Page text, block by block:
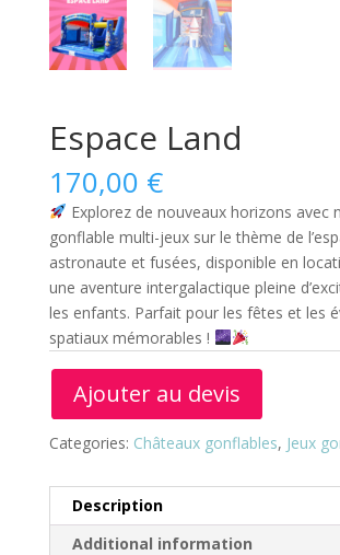
Espace Land
170,00 €
Explorez de nouveaux horizons avec
gonflable multi-jeux sur le thème de
astronaute et fusées, disponible en
une aventure intergalactique pleine
les enfants. Parfait pour les fêtes et les
spatiaux mémorables !
Ajouter au devis
Categories: Châteaux gonflables, Jeux
Description
Additional information